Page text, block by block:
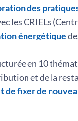
des
les CRIELs
énergétique
en 10
et de la
de fixer de